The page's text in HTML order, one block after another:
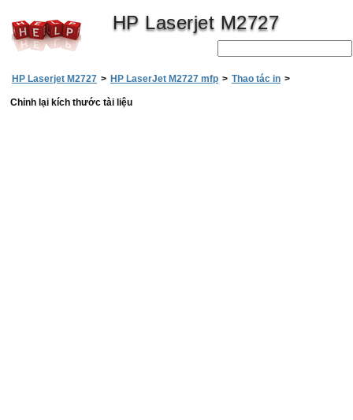
HP Laserjet M2727
HP Laserjet M2727 > HP LaserJet M2727 mfp > Thao tác in >
Chỉnh lại kích thước tài liệu